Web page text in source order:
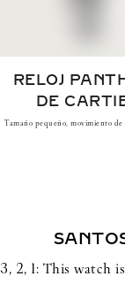
RELOJ
DE
Tamaño pequeño, movimiento de
3, 2, 1: This watch